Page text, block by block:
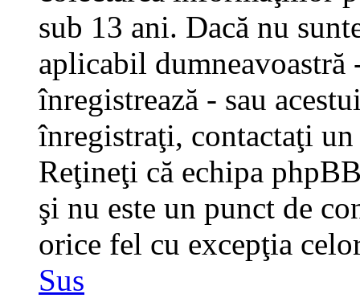
sub 13 ani. Dacă nu
aplicabil dumneavoastră
înregistrează - sau
înregistraţi, contactaţi
Reţineţi că echipa
şi nu este un punct de
orice fel cu excepţia
Sus